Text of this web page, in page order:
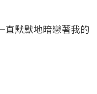
直默默地暗戀著我的